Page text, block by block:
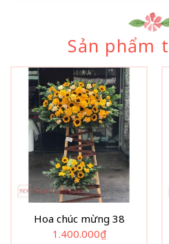
Sản phẩm
Hoa chúc mừng 38
1.400.000₫